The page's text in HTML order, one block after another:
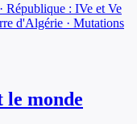
République : IVe et Ve
d'Algérie · Mutations
monde